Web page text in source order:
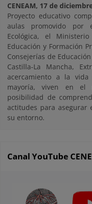
CENEAM, 17 de
Proyecto educativo
aulas promovido por
Ecológica, el
Educación y Formación
Consejerías de
Castilla-La Mancha,
acercamiento a la
mayoría, viven en el
posibilidad de
actitudes para
su entorno.
Canal YouTube